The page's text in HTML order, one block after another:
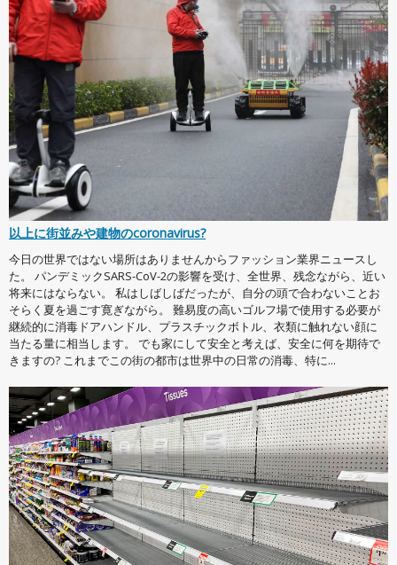
以上に街並みや建物のcoronavirus?
今日の世界ではない場所はありませんからファッション業界ニュースし
た。 パンデミックSARS-CoV-2の影響を受け、全世界、残念ながら、近い
将来にはならない。 私はしばしばだったが、自分の頭で合わないことお
そらく夏を過ごす寛ぎながら。 難易度の高いゴルフ場で使用する必要が
継続的に消毒ドアハンドル、プラスチックボトル、衣類に触れない顔に
当たる量に相当します。 でも家にして安全と考えば、安全に何を期待で
きますの? これまでこの街の都市は世界中の日常の消毒、特に...